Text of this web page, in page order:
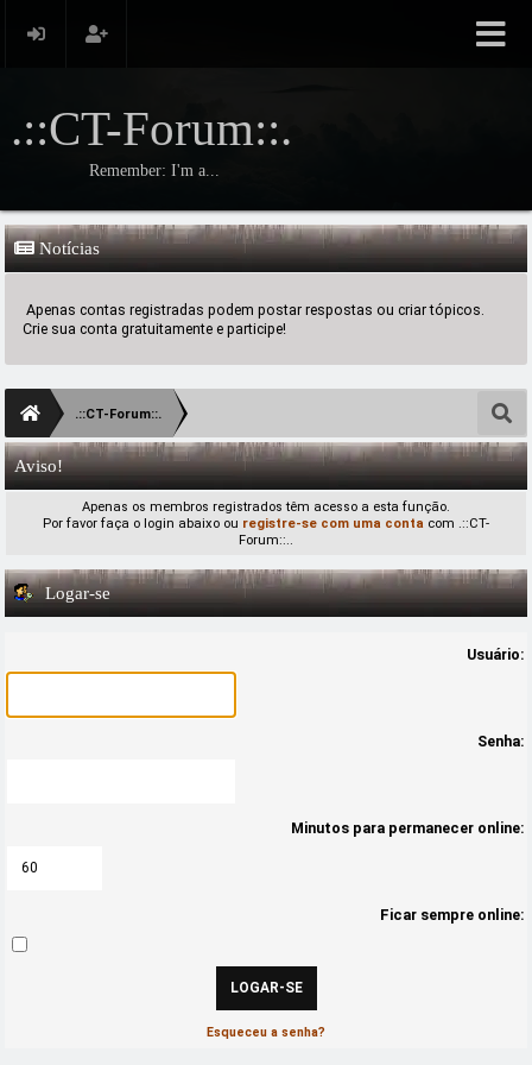
.::CT-Forum::.
Remember: I'm a...
Notícias
Apenas contas registradas podem postar respostas ou criar tópicos.
Crie sua conta gratuitamente e participe!
.::CT-Forum::.
Aviso!
Apenas os membros registrados têm acesso a esta função.
Por favor faça o login abaixo ou registre-se com uma conta com .::CT-
Forum::..
Logar-se
Usuário:
Senha:
Minutos para permanecer online:
Ficar sempre online:
Esqueceu a senha?